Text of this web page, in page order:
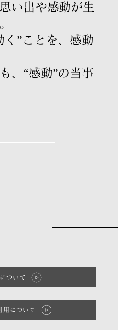
い出や感動が生
く”ことを、感動
、“感動”の当事
ついて
用について